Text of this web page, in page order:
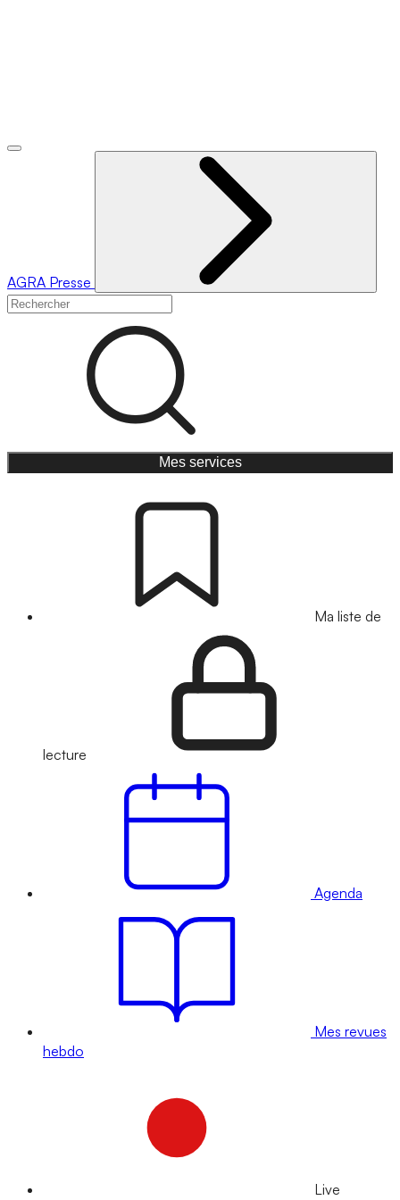
AGRA Presse
Mes services
Ma liste de
lecture
Agenda
Mes revues
hebdo
Live